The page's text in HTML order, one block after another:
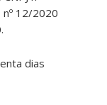
12/2020
dias